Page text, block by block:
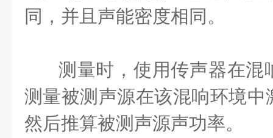
同，并且声能密度相同。
测量时，使用传声器在混
测量被测声源在该混响环境
然后推算被测声源声功率。